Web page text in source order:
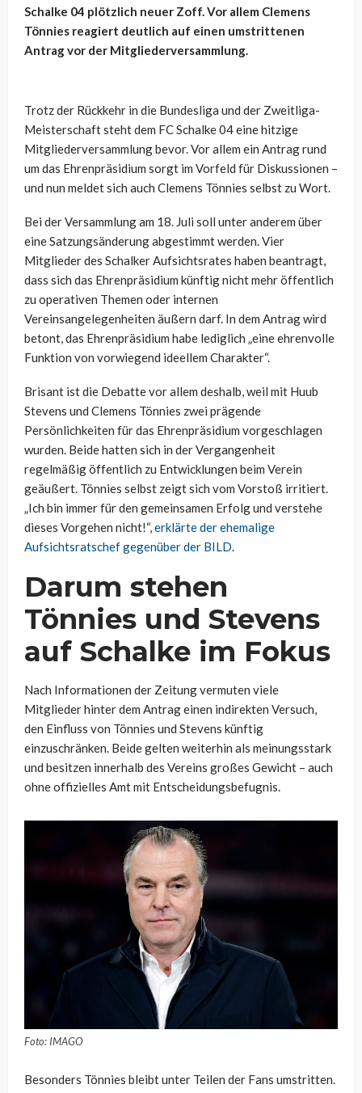
Schalke 04 plötzlich neuer Zoff. Vor allem Clemens
Tönnies reagiert deutlich auf einen umstrittenen
Antrag vor der Mitgliederversammlung.
Trotz der Rückkehr in die Bundesliga und der Zweitliga-
Meisterschaft steht dem FC Schalke 04 eine hitzige
Mitgliederversammlung bevor. Vor allem ein Antrag rund
um das Ehrenpräsidium sorgt im Vorfeld für Diskussionen –
und nun meldet sich auch Clemens Tönnies selbst zu Wort.
Bei der Versammlung am 18. Juli soll unter anderem über
eine Satzungsänderung abgestimmt werden. Vier
Mitglieder des Schalker Aufsichtsrates haben beantragt,
dass sich das Ehrenpräsidium künftig nicht mehr öffentlich
zu operativen Themen oder internen
Vereinsangelegenheiten äußern darf. In dem Antrag wird
betont, das Ehrenpräsidium habe lediglich „eine ehrenvolle
Funktion von vorwiegend ideellem Charakter“.
Brisant ist die Debatte vor allem deshalb, weil mit Huub
Stevens und Clemens Tönnies zwei prägende
Persönlichkeiten für das Ehrenpräsidium vorgeschlagen
wurden. Beide hatten sich in der Vergangenheit
regelmäßig öffentlich zu Entwicklungen beim Verein
geäußert. Tönnies selbst zeigt sich vom Vorstoß irritiert.
„Ich bin immer für den gemeinsamen Erfolg und verstehe
dieses Vorgehen nicht!“,erklärte der ehemalige
Aufsichtsratschef gegenüber der BILD.
Darum stehen
Tönnies und Stevens
auf Schalke im Fokus
Nach Informationen der Zeitung vermuten viele
Mitglieder hinter dem Antrag einen indirekten Versuch,
den Einfluss von Tönnies und Stevens künftig
einzuschränken. Beide gelten weiterhin als meinungsstark
und besitzen innerhalb des Vereins großes Gewicht – auch
ohne offizielles Amt mit Entscheidungsbefugnis.
Foto: IMAGO
Besonders Tönnies bleibt unter Teilen der Fans umstritten.